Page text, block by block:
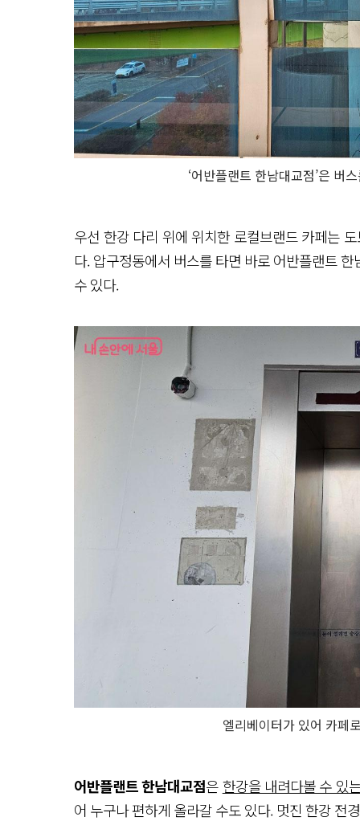
‘어반플랜트 한남대교점’은 버
우선 한강 다리 위에 위치한 로컬브랜드 카페는
다. 압구정동에서 버스를 타면 바로 어반플랜트
수 있다.
엘리베이터가 있어 카페
어반플랜트 한남대교점은한강을 내려다볼 수 있
어 누구나 편하게 올라갈 수도 있다. 멋진 한강 전